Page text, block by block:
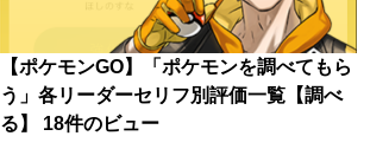
【ポケモンGO】「ポケモンを調べてもら
う」各リーダーセリフ別評価一覧【調べ
る】
18件のビュー